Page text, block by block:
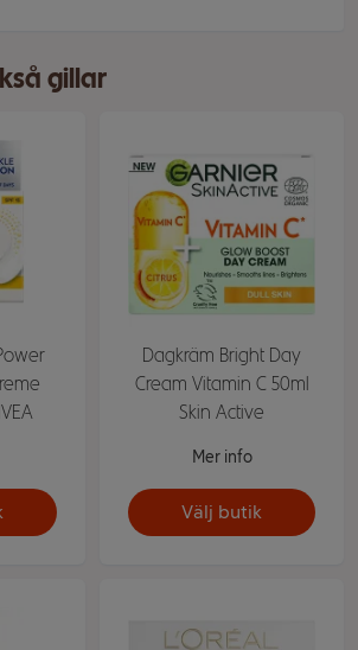
gillar
Dagkräm Bright Day
Cream Vitamin C 50ml
Skin Active
Mer info
Välj butik